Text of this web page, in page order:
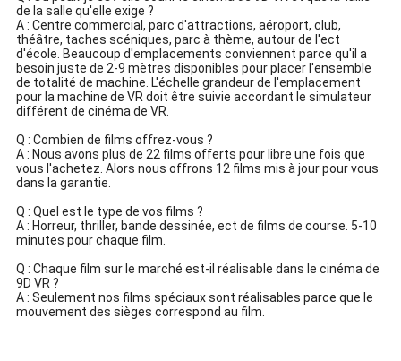
de la salle qu'elle exige ?
A : Centre commercial, parc d'attractions, aéroport, club,
théâtre, taches scéniques, parc à thème, autour de l'ect
d'école. Beaucoup d'emplacements conviennent parce qu'il a
besoin juste de 2-9 mètres disponibles pour placer l'ensemble
de totalité de machine. L'échelle grandeur de l'emplacement
pour la machine de VR doit être suivie accordant le simulateur
différent de cinéma de VR.
Q : Combien de films offrez-vous ?
A : Nous avons plus de 22 films offerts pour libre une fois que
vous l'achetez. Alors nous offrons 12 films mis à jour pour vous
dans la garantie.
Q : Quel est le type de vos films ?
A : Horreur, thriller, bande dessinée, ect de films de course. 5-10
minutes pour chaque film.
Q : Chaque film sur le marché est-il réalisable dans le cinéma de
9D VR ?
A : Seulement nos films spéciaux sont réalisables parce que le
mouvement des sièges correspond au film.